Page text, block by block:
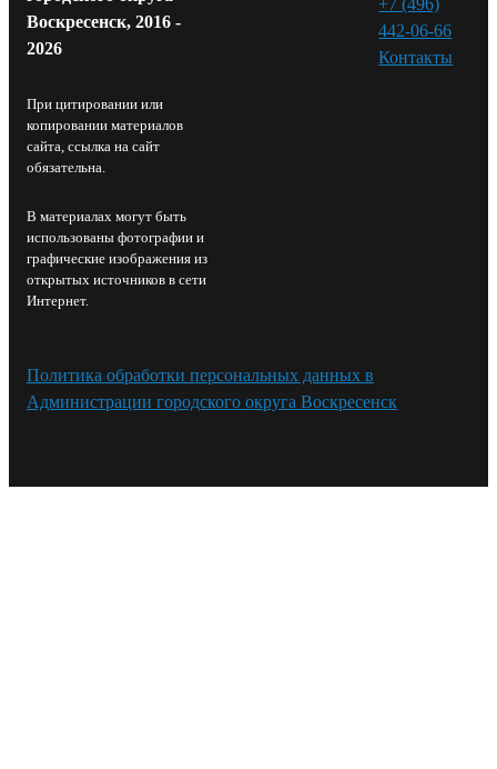
Воскресенск, 2016 -
2026
При цитировании или
копировании материалов
сайта, ссылка на сайт
обязательна.
В материалах могут быть
использованы фотографии и
графические изображения из
открытых источников в сети
Интернет.
442-06-66
Контакты⁠
Политика обработки персональных данных в
Администрации городского округа Воскресенск